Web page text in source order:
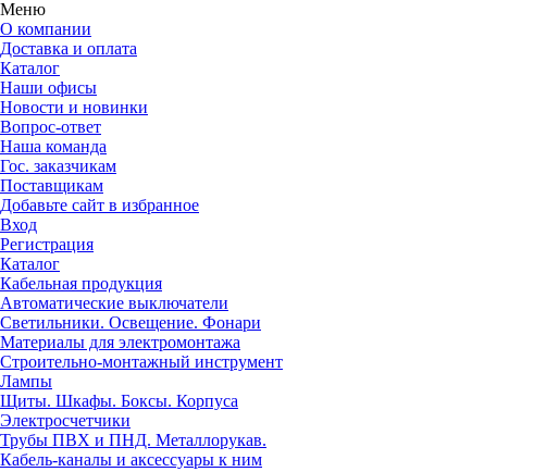
Меню
О компании
Доставка и оплата
Каталог
Наши офисы
Новости и новинки
Вопрос-ответ
Наша команда
Гос. заказчикам
Поставщикам
Добавьте сайт в избранное
Вход
Регистрация
Каталог
Кабельная продукция
Автоматические выключатели
Светильники. Освещение. Фонари
Материалы для электромонтажа
Строительно-монтажный инструмент
Лампы
Щиты. Шкафы. Боксы. Корпуса
Электросчетчики
Трубы ПВХ и ПНД. Металлорукав.
Кабель-каналы и аксессуары к ним